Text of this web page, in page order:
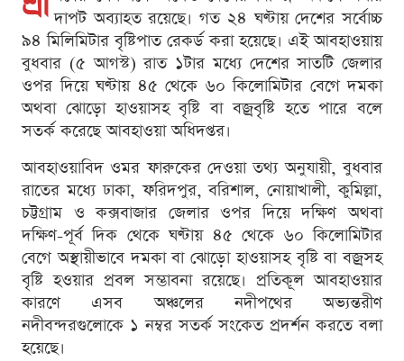
দাপট অব্যাহত রয়েছে। গত ২৪ ঘণ্টায় দেশের সর্বোচ্চ
৯৪ মিলিমিটার বৃষ্টিপাত রেকর্ড করা হয়েছে। এই আবহাওয়ায়
বুধবার (৫ আগস্ট) রাত ১টার মধ্যে দেশের সাতটি জেলার
ওপর দিয়ে ঘণ্টায় ৪৫ থেকে ৬০ কিলোমিটার বেগে দমকা
অথবা ঝোড়ো হাওয়াসহ বৃষ্টি বা বজ্রবৃষ্টি হতে পারে বলে
সতর্ক করেছে আবহাওয়া অধিদপ্তর।
আবহাওয়াবিদ ওমর ফারুকের দেওয়া তথ্য অনুযায়ী, বুধবার
রাতের মধ্যে ঢাকা, ফরিদপুর, বরিশাল, নোয়াখালী, কুমিল্লা,
চট্টগ্রাম ও কক্সবাজার জেলার ওপর দিয়ে দক্ষিণ অথবা
দক্ষিণ-পূর্ব দিক থেকে ঘণ্টায় ৪৫ থেকে ৬০ কিলোমিটার
বেগে অস্থায়ীভাবে দমকা বা ঝোড়ো হাওয়াসহ বৃষ্টি বা বজ্রসহ
বৃষ্টি হওয়ার প্রবল সম্ভাবনা রয়েছে। প্রতিকূল আবহাওয়ার
কারণে এসব অঞ্চলের নদীপথের অভ্যন্তরীণ
নদীবন্দরগুলোকে ১ নম্বর সতর্ক সংকেত প্রদর্শন করতে বলা
হয়েছে।